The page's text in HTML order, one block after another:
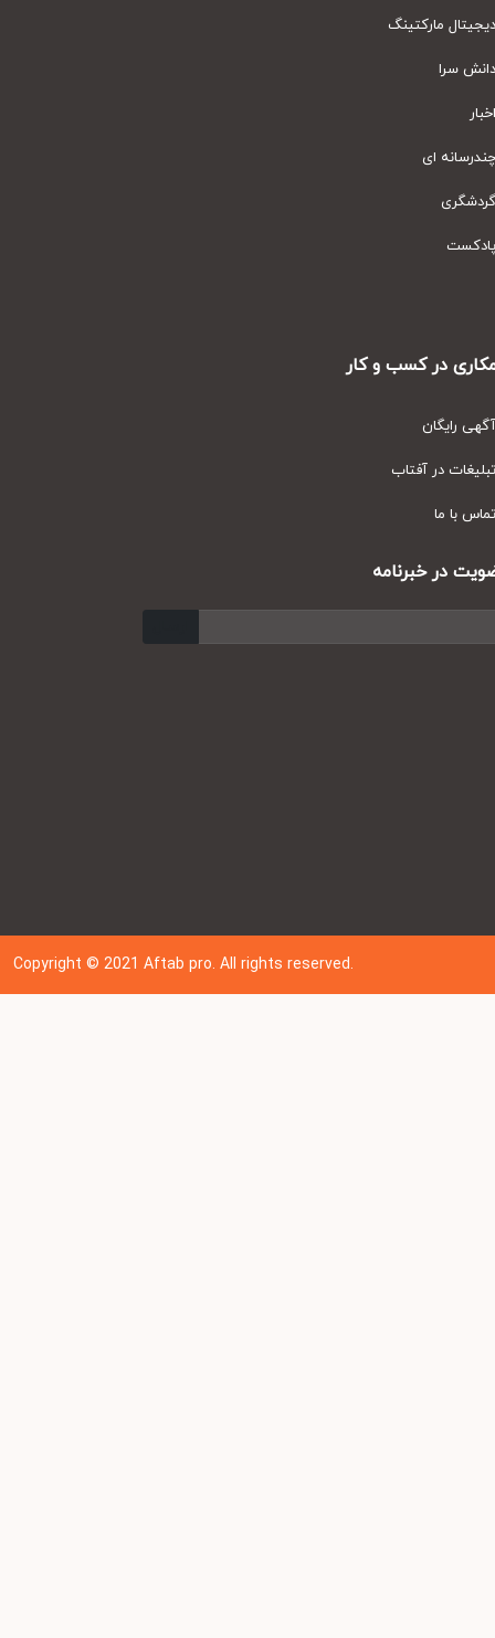
مارکتینگ
سرا
ای
در کسب و کار
رایگان
در آفتاب
با ما
در خبرنامه
Copyright © 202 1Aftab pro. All rights reserved.